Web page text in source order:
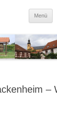
Menü
–